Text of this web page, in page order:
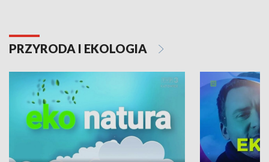
PRZYRODA I EKOLOGIA